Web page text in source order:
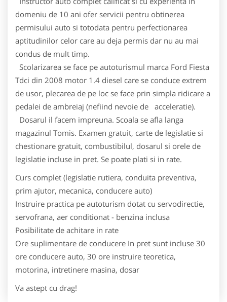
domeniu de 10 ani ofer servicii pentru obtinerea
permisului auto si totodata pentru perfectionarea
aptitudinilor celor care au deja permis dar nu au mai
condus de mult timp.
Scolarizarea se face pe autoturismul marca Ford Fiesta
Tdci din 2008 motor 1.4 diesel care se conduce extrem
de usor, plecarea de pe loc se face prin simpla ridicare a
pedalei de ambreiaj (nefiind nevoie de acceleratie).
Dosarul il facem impreuna. Scoala se afla langa
magazinul Tomis. Examen gratuit, carte de legislatie si
chestionare gratuit, combustibilul, dosarul si orele de
legislatie incluse in pret. Se poate plati si in rate.
Curs complet (legislatie rutiera, conduita preventiva,
prim ajutor, mecanica, conducere auto)
Instruire practica pe autoturism dotat cu servodirectie,
servofrana, aer conditionat - benzina inclusa
Posibilitate de achitare in rate
Ore suplimentare de conducere In pret sunt incluse 30
ore conducere auto, 30 ore instruire teoretica,
motorina, intretinere masina, dosar
Va astept cu drag!